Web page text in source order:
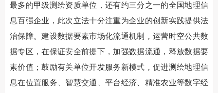
最多的甲级测绘资质单位，还有约三分之一的全国地理信
息百强企业，此次立法十分注重为企业的创新实践提供法
治保障。建设数据要素市场化流通机制，运营时空公共数
据专区，在保证安全前提下，加强数据流通，释放数据要
素价值；鼓励有关单位开发服务新模式，促进测绘地理信
息在位置服务、智慧交通、平台经济、精准农业等数字经